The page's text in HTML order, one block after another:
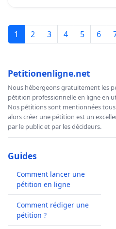
1 2 3 4 5 6
Petitionenligne.net
Nous hébergeons gratuitement les
pétition professionnelle en ligne en
Nos pétitions sont mentionnées
alors créer une pétition est un
par le public et par les décideurs.
Guides
Comment lancer une
pétition en ligne
Comment rédiger une
pétition ?